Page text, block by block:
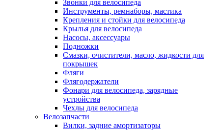
Звонки для велосипеда
Инструменты, ремнаборы, мастика
Крепления и стойки для велосипеда
Крылья для велосипеда
Насосы, аксессуары
Подножки
Смазки, очистители, масло, жидкости для
покрышек
Фляги
Флягодержатели
Фонари для велосипеда, зарядные
устройства
Чехлы для велосипеда
Велозапчасти
Вилки, задние амортизаторы